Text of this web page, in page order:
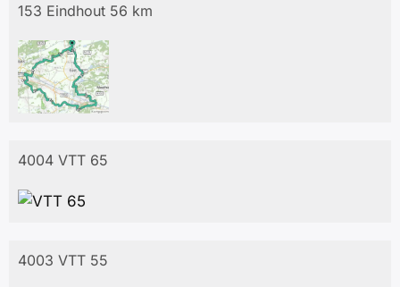
153 Eindhout 56 km
4004 VTT 65
4003 VTT 55